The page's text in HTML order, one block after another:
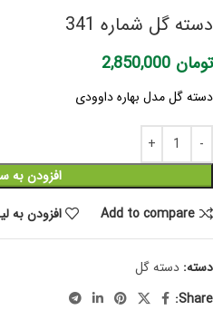
دسته گل شماره 341
تومان
دسته گل مدل بهاره داوودی
افزودن به
Add to compare
افزودن به
دسته: دسته گل
Share: